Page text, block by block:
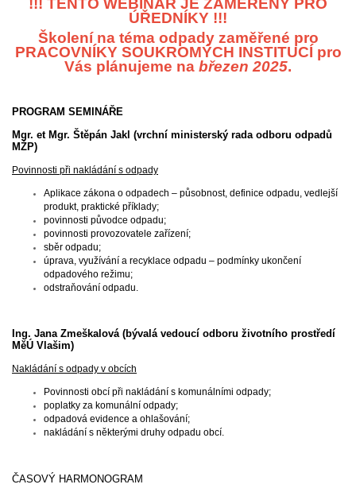
!!! TENTO WEBINÁŘ JE ZAMĚŘENÝ PRO
ÚŘEDNÍKY !!!
Školení na téma odpady zaměřené pro
PRACOVNÍKY SOUKROMÝCH INSTITUCÍ pro
Vás plánujeme na březen 2025.
PROGRAM SEMINÁŘE
Mgr. et Mgr. Štěpán Jakl (vrchní ministerský rada odboru odpadů
MŽP)
Povinnosti při nakládání s odpady
Aplikace zákona o odpadech – působnost, definice odpadu, vedlejší
produkt, praktické příklady;
povinnosti původce odpadu;
povinnosti provozovatele zařízení;
sběr odpadu;
úprava, využívání a recyklace odpadu – podmínky ukončení
odpadového režimu;
odstraňování odpadu.
Ing. Jana Zmeškalová (bývalá vedoucí odboru životního prostředí
MěÚ Vlašim)
Nakládání s odpady v obcích
Povinnosti obcí při nakládání s komunálními odpady;
poplatky za komunální odpady;
odpadová evidence a ohlašování;
nakládání s některými druhy odpadu obcí.
ČASOVÝ HARMONOGRAM